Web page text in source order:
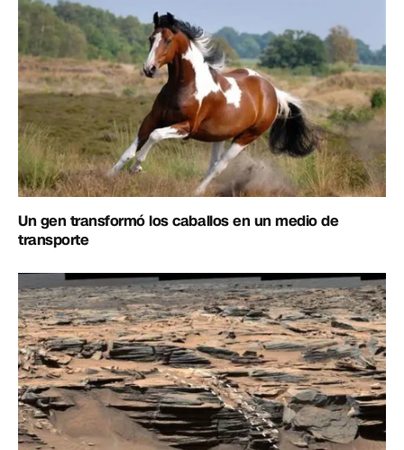
Un gen transformó los caballos en un medio de
transporte